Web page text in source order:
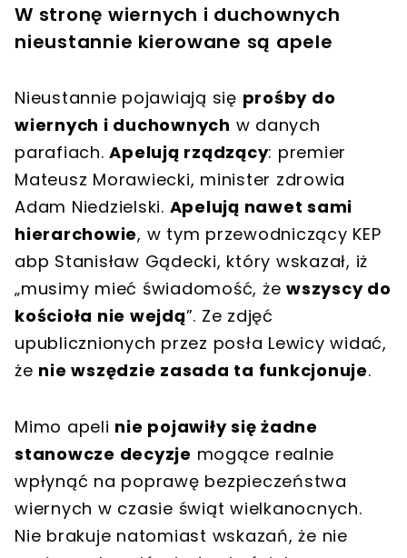
W stronę wiernych i duchownych
nieustannie kierowane są apele
Nieustannie pojawiają się prośby do
wiernych i duchownych w danych
parafiach.Apelują rządzący: premier
Mateusz Morawiecki, minister zdrowia
Adam Niedzielski. Apelują nawet sami
hierarchowie, w tym przewodniczący KEP
abp Stanisław Gądecki, który wskazał, iż
„musimy mieć świadomość, że wszyscy do
kościoła nie wejdą”. Ze zdjęć
upublicznionych przez posła Lewicy widać,
że nie wszędzie zasada ta funkcjonuje.
Mimo apeli nie pojawiły się żadne
stanowcze decyzje mogące realnie
wpłynąć na poprawę bezpieczeństwa
wiernych w czasie świąt wielkanocnych.
Nie brakuje natomiast wskazań, że nie